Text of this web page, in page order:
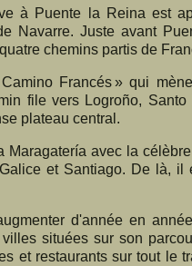
à Puente la Reina est
Navarre. Juste avant
chemins partis de
Francés » qui
file vers Logroño,
plateau central.
avec la
et Santiago. De là, il
d'année en
situées sur son
et restaurants sur tout le